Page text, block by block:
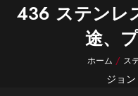
436 ステンレ
途、
ホーム / ス
ジョン